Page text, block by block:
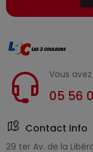
Vous
05 56
Contact Info
29 ter Av. de la